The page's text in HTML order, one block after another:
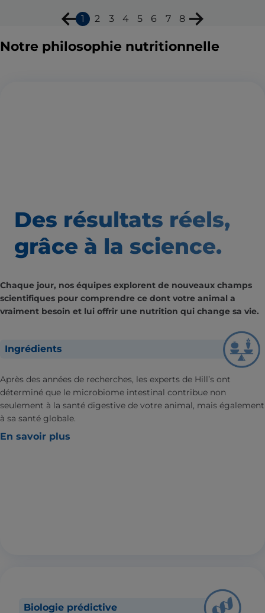
1 2 3 4 5 6 7 8
Notre philosophie nutritionnelle
Des résultats réels,
grâce à la science.
Chaque jour, nos équipes explorent de nouveaux champs
scientifiques pour comprendre ce dont votre animal a
vraiment besoin et lui offrir une nutrition qui change sa vie.
Ingrédients
Après des années de recherches, les experts de Hill’s ont
déterminé que le microbiome intestinal contribue non
seulement à la santé digestive de votre animal, mais également
à sa santé globale.
En savoir plus
Biologie prédictive